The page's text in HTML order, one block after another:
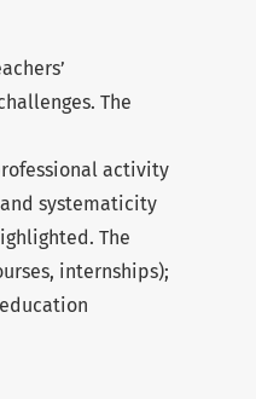
The
activity
systematicity
The
internships);